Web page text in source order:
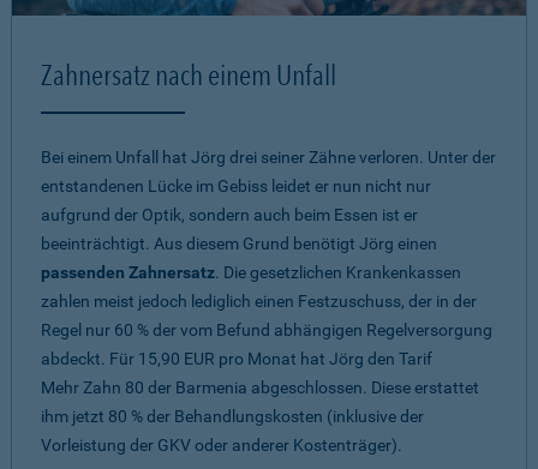
Zahnersatz nach einem Unfall
Bei einem Unfall hat Jörg drei seiner Zähne verloren. Unter der
entstandenen Lücke im Gebiss leidet er nun nicht nur
aufgrund der Optik, sondern auch beim Essen ist er
beeinträchtigt. Aus diesem Grund benötigt Jörg einen
passenden Zahnersatz. Die gesetzlichen Krankenkassen
zahlen meist jedoch lediglich einen Festzuschuss, der in der
Regel nur 60 % der vom Befund abhängigen Regelversorgung
abdeckt. Für 15,90 EUR pro Monat hat Jörg den Tarif
Mehr Zahn 80 der Barmenia abgeschlossen. Diese erstattet
ihm jetzt 80 % der Behandlungskosten (inklusive der
Vorleistung der GKV oder anderer Kostenträger).